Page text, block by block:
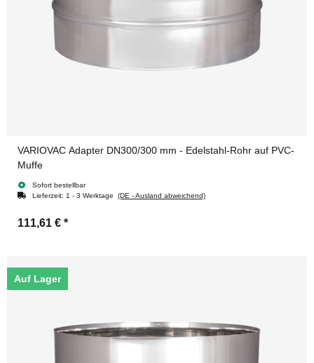
VARIOVAC Adapter DN300/300 mm - Edelstahl-Rohr auf PVC-
Muffe
Sofort bestellbar
Lieferzeit: 1 - 3 Werktage (DE - Ausland abweichend)
111,61 € *
Auf Lager